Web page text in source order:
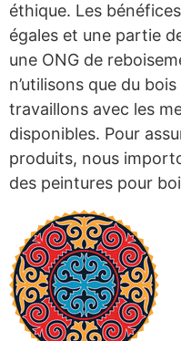
éthique. Les
égales et une partie
une ONG de
n’utilisons que du
travaillons avec les
disponibles. Pour
produits, nous
des peintures pour